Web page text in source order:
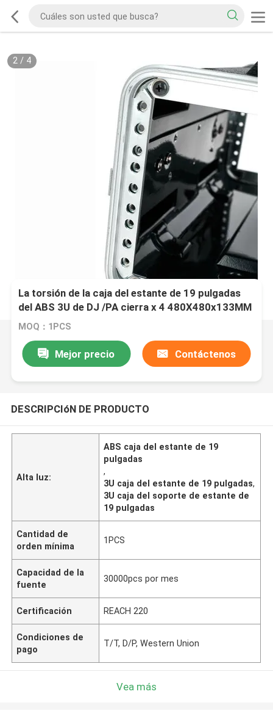
2/ 4
La torsión de la caja del estante de 19 pulgadas
del ABS 3U de DJ /PA cierra x 4 480X480x133MM
MOQ：1PCS
Mejor precio Contáctenos
DESCRIPCIóN DE PRODUCTO
Alta luz:
ABS caja del estante de 19
pulgadas
,
3U caja del estante de 19 pulgadas,
3U caja del soporte de estante de
19 pulgadas
Cantidad de
orden mínima
1PCS
Capacidad de la
fuente
30000pcs por mes
Certificación REACH 220
Condiciones de
pago
T/T, D/P, Western Union
Vea más